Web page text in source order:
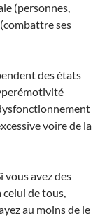
(personnes,
ses
des états
voire de la
vous avez des
celui de tous,
au moins de le